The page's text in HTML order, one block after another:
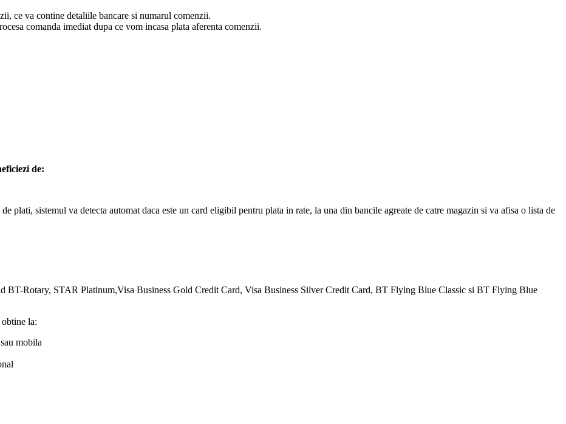
ce va contine detaliile bancare si numarul comenzii.
comanda imediat dupa ce vom incasa plata aferenta comenzii.
de:
plati, sistemul va detecta automat daca este un card eligibil pentru plata in rate, la una din bancile agreate de catre magazin si va afisa o lista de
Rotary, STAR Platinum,Visa Business Gold Credit Card, Visa Business Silver Credit Card, BT Flying Blue Classic si BT Flying Blue
la:
mobila